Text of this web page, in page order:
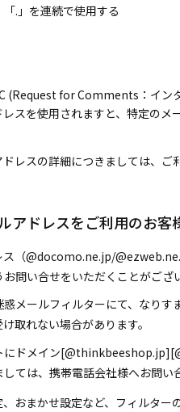
.」を連続で使用する
(Request for Comments：イン
スを使用されますと、特定の
レスの詳細につきましては、
アドレスをご利用のお客
ス（@docomo.ne.jp/
問い合せをいただくことがござ
メールフィルターにて、なり
取れない場合があります。
にドメイン
ては、携帯電話会社様へお問い
おまかせ設定など、フィルター